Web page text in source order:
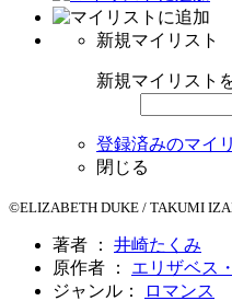
新規マイリスト
新規マイリスト
登録済みのマイ
閉じる
©ELIZABETH DUKE / TAKUMI
著者 ： 井崎たくみ
原作者 ： エリザベス
ジャンル：
ロマンス